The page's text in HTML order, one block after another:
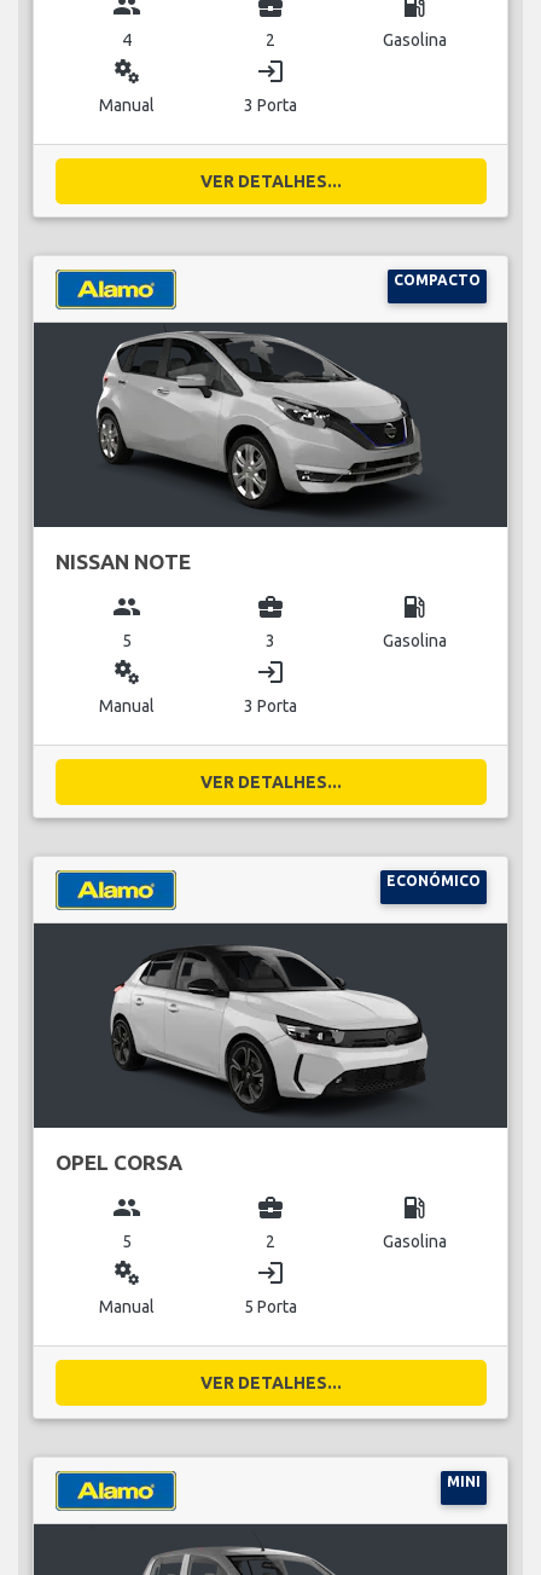
4 2 Gasolina
miscellaneous_services
Manual
login
3 Porta
VER DETALHES...
COMPACTO
NISSAN NOTE
group
5
business_center
3
local_gas_station
Gasolina
miscellaneous_services
Manual
login
3 Porta
VER DETALHES...
ECONÓMICO
OPEL CORSA
group
5
business_center
2
local_gas_station
Gasolina
miscellaneous_services
Manual
login
5 Porta
VER DETALHES...
MINI